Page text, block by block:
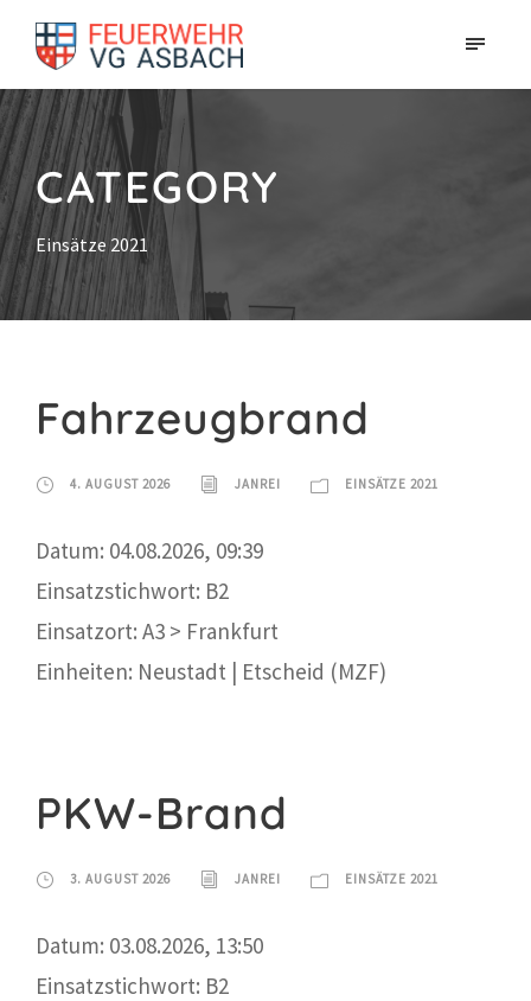
CATEGORY
Einsätze 2021
Fahrzeugbrand
4. AUGUST 2026 JANREI EINSÄTZE 2021
Datum: 04.08.2026, 09:39
Einsatzstichwort: B2
Einsatzort: A3 > Frankfurt
Einheiten: Neustadt | Etscheid (MZF)
PKW-Brand
3. AUGUST 2026 JANREI EINSÄTZE 2021
Datum: 03.08.2026, 13:50
Einsatzstichwort: B2